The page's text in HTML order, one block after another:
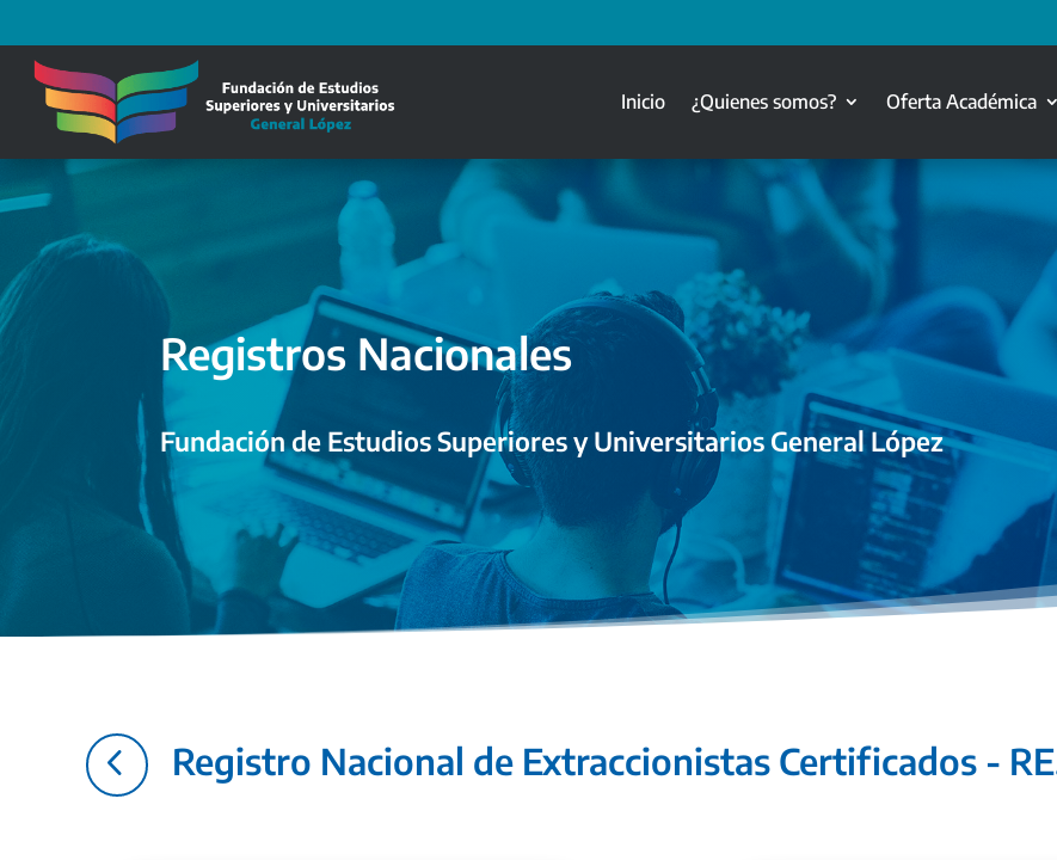
Inicio ¿Quienes somos? Oferta Académica
Registros Nacionales
Fundación de Estudios Superiores y Universitarios General López
4 Registro Nacional de Extraccionistas Certificados -